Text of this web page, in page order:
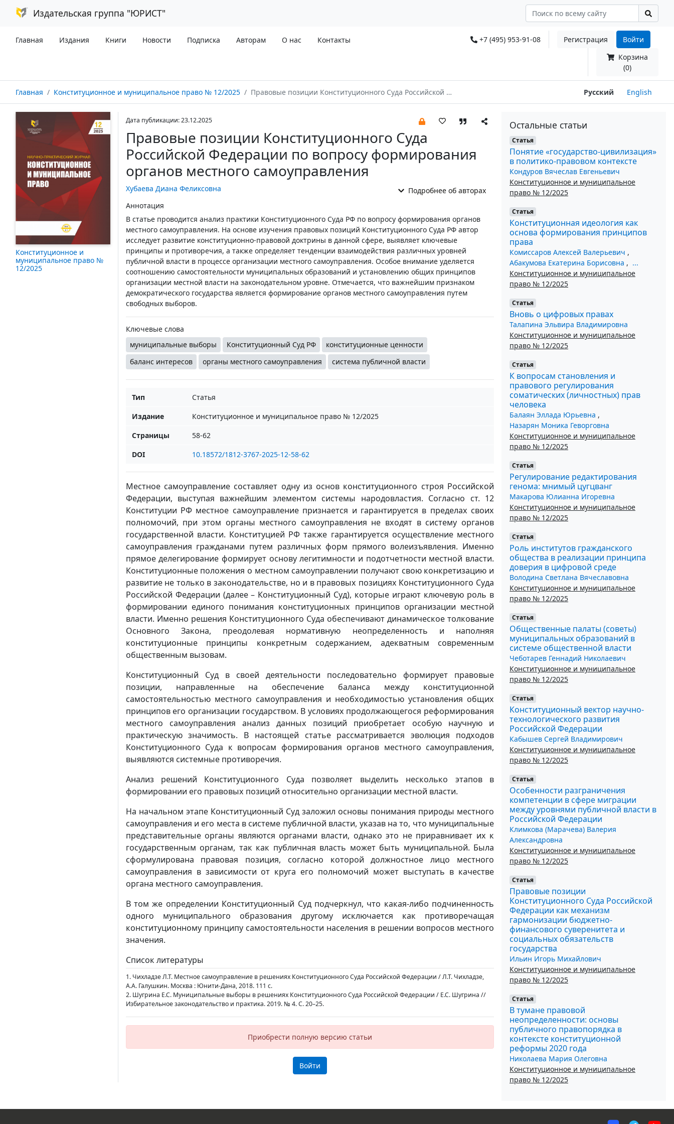
Издательская группа "ЮРИСТ"
Главная Издания Книги Новости Подписка Авторам О нас Контакты +7 (495) 953-91-08 Регистрация
Войти
Корзина
(0)
Главная Конституционное и муниципальное право № 12/2025 Правовые позиции Конституционного Суда Российской Федерации по вопросу формирования органов местного самоуправления Русский English
Конституционное и
муниципальное право №
12/2025
Дата публикации: 23.12.2025
Правовые позиции Конституционного Суда
Российской Федерации по вопросу формирования
органов местного самоуправления
Хубаева Диана Феликсовна
Подробнее об авторах
Аннотация
В статье проводится анализ практики Конституционного Суда РФ по вопросу формирования органов
местного самоуправления. На основе изучения правовых позиций Конституционного Суда РФ автор
исследует развитие конституционно-правовой доктрины в данной сфере, выявляет ключевые
принципы и противоречия, а также определяет тенденции взаимодействия различных уровней
публичной власти в процессе организации местного самоуправления. Особое внимание уделяется
соотношению самостоятельности муниципальных образований и установлению общих принципов
организации местной власти на законодательном уровне. Отмечается, что важнейшим признаком
демократического государства является формирование органов местного самоуправления путем
свободных выборов.
Ключевые слова
муниципальные выборы
Конституционный Суд РФ
конституционные ценности
баланс интересов
органы местного самоуправления система публичной власти
Тип
Статья
Издание
Конституционное и муниципальное право № 12/2025
Страницы
58-62
DOI
10.18572/1812-3767-2025-12-58-62
Местное самоуправление составляет одну из основ конституционного строя Российской
Федерации, выступая важнейшим элементом системы народовластия. Согласно ст. 12
Конституции РФ местное самоуправление признается и гарантируется в пределах своих
полномочий, при этом органы местного самоуправления не входят в систему органов
государственной власти. Конституцией РФ также гарантируется осуществление местного
самоуправления гражданами путем различных форм прямого волеизъявления. Именно
прямое делегирование формирует основу легитимности и подотчетности местной власти.
Конституционные положения о местном самоуправлении получают свою конкретизацию и
развитие не только в законодательстве, но и в правовых позициях Конституционного Суда
Российской Федерации (далее – Конституционный Суд), которые играют ключевую роль в
формировании единого понимания конституционных принципов организации местной
власти. Именно решения Конституционного Суда обеспечивают динамическое толкование
Основного Закона, преодолевая нормативную неопределенность и наполняя
конституционные принципы конкретным содержанием, адекватным современным
общественным вызовам.
Конституционный Суд в своей деятельности последовательно формирует правовые
позиции, направленные на обеспечение баланса между конституционной
самостоятельностью местного самоуправления и необходимостью установления общих
принципов его организации государством. В условиях продолжающегося реформирования
местного самоуправления анализ данных позиций приобретает особую научную и
практическую значимость. В настоящей статье рассматривается эволюция подходов
Конституционного Суда к вопросам формирования органов местного самоуправления,
выявляются системные противоречия.
Анализ решений Конституционного Суда позволяет выделить несколько этапов в
формировании его правовых позиций относительно организации местной власти.
На начальном этапе Конституционный Суд заложил основы понимания природы местного
самоуправления и его места в системе публичной власти, указав на то, что муниципальные
представительные органы являются органами власти, однако это не приравнивает их к
государственным органам, так как публичная власть может быть муниципальной. Была
сформулирована правовая позиция, согласно которой должностное лицо местного
самоуправления в зависимости от круга его полномочий может выступать в качестве
органа местного самоуправления.
В том же определении Конституционный Суд подчеркнул, что какая-либо подчиненность
одного муниципального образования другому исключается как противоречащая
конституционному принципу самостоятельности населения в решении вопросов местного
значения.
Список литературы
1. Чихладзе Л.Т. Местное самоуправление в решениях Конституционного Суда Российской Федерации / Л.Т. Чихладзе,
А.А. Галушкин. Москва : Юнити-Дана, 2018. 111 с.
2. Шугрина Е.С. Муниципальные выборы в решениях Конституционного Суда Российской Федерации / Е.С. Шугрина //
Избирательное законодательство и практика. 2019. № 4. С. 20–25.
Приобрести полную версию статьи
Войти
Остальные статьи
Статья
Понятие «государство-цивилизация»
в политико-правовом контексте
Кондуров Вячеслав Евгеньевич
Конституционное и муниципальное
право № 12/2025
Статья
Конституционная идеология как
основа формирования принципов
права
Комиссаров Алексей Валерьевич ,
Абакумова Екатерина Борисовна , ...
Конституционное и муниципальное
право № 12/2025
Статья
Вновь о цифровых правах
Талапина Эльвира Владимировна
Конституционное и муниципальное
право № 12/2025
Статья
К вопросам становления и
правового регулирования
соматических (личностных) прав
человека
Балаян Эллада Юрьевна ,
Назарян Моника Геворговна
Конституционное и муниципальное
право № 12/2025
Статья
Регулирование редактирования
генома: мнимый цугцванг
Макарова Юлианна Игоревна
Конституционное и муниципальное
право № 12/2025
Статья
Роль институтов гражданского
общества в реализации принципа
доверия в цифровой среде
Володина Светлана Вячеславовна
Конституционное и муниципальное
право № 12/2025
Статья
Общественные палаты (советы)
муниципальных образований в
системе общественной власти
Чеботарев Геннадий Николаевич
Конституционное и муниципальное
право № 12/2025
Статья
Конституционный вектор научно-
технологического развития
Российской Федерации
Кабышев Сергей Владимирович
Конституционное и муниципальное
право № 12/2025
Статья
Особенности разграничения
компетенции в сфере миграции
между уровнями публичной власти в
Российской Федерации
Климкова (Марачева) Валерия
Александровна
Конституционное и муниципальное
право № 12/2025
Статья
Правовые позиции
Конституционного Суда Российской
Федерации как механизм
гармонизации бюджетно-
финансового суверенитета и
социальных обязательств
государства
Ильин Игорь Михайлович
Конституционное и муниципальное
право № 12/2025
Статья
В тумане правовой
неопределенности: основы
публичного правопорядка в
контексте конституционной
реформы 2020 года
Николаева Мария Олеговна
Конституционное и муниципальное
право № 12/2025